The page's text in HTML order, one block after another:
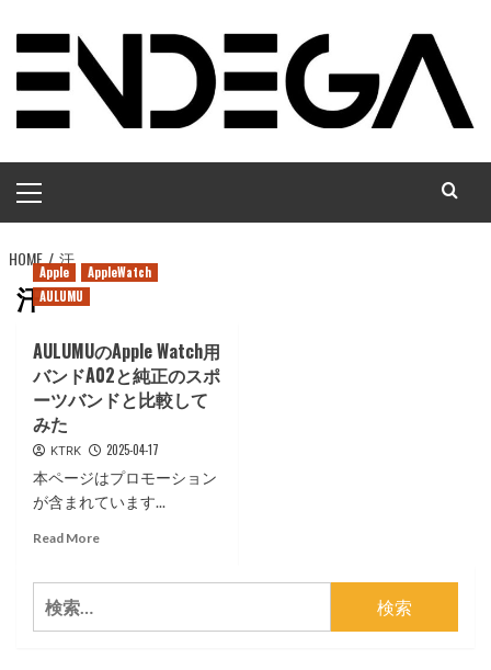
プ
イ
ン
メ
ニ
ュ
HOME 汗
汗
Apple
AppleWatch
AULUMU
AULUMUのApple Watch用
バンドA02と純正のスポ
ーツバンドと比較して
みた
KTRK 2025-04-17
本ページはプロモーション
が含まれています...
Read MoreRead
検
索: